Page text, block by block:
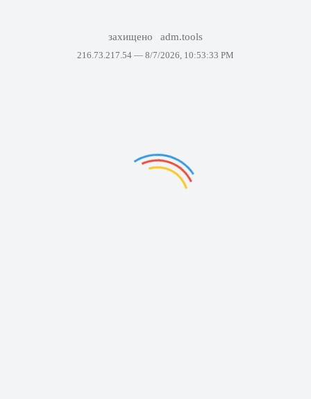
захищено adm.tools
216.73.217.54 — 8/7/2026, 10:53:33 PM